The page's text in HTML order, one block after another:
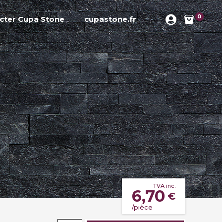
Cupa Stone cupastone.fr 0
6,70 €
TVA inc.
/pièce